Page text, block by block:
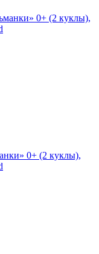
0+ (2 куклы),